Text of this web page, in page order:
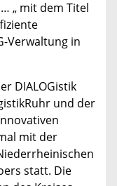
„ mit dem Titel
Verwaltung in
DIALOGistik
und der
mit der
statt. Die